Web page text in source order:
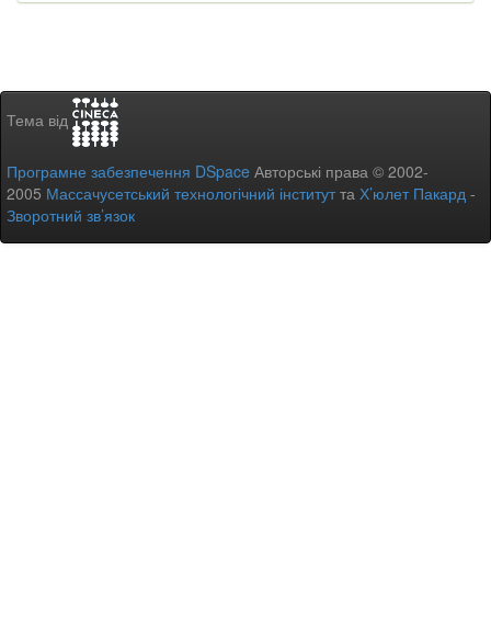
Тема від
Програмне забезпечення DSpace Авторські права © 2002-
2005 Массачусетський технологічний інститутта Х’юлет Пакард -
Зворотний зв’язок